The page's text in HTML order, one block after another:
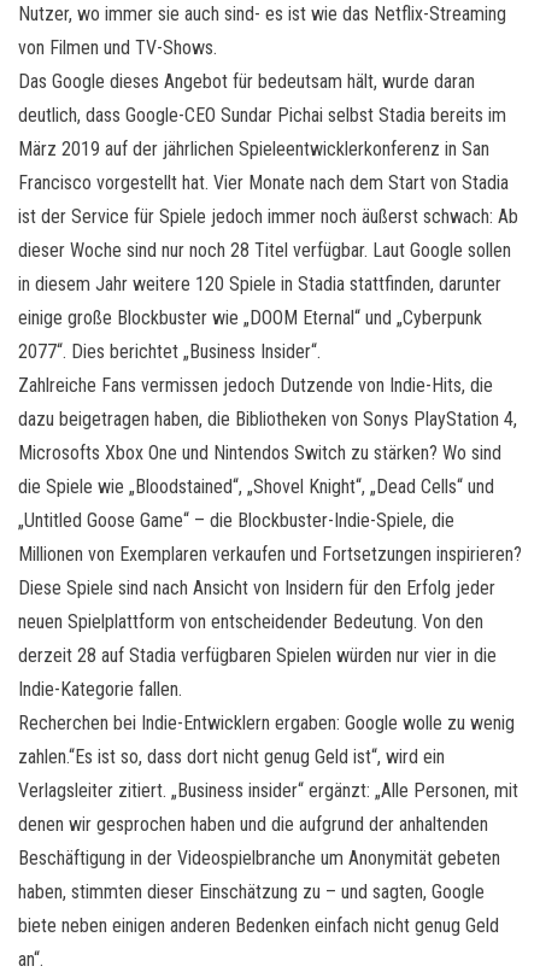
Nutzer, wo immer sie auch sind- es ist wie das Netflix-Streaming
von Filmen und TV-Shows.
Das Google dieses Angebot für bedeutsam hält, wurde daran
deutlich, dass Google-CEO Sundar Pichai selbst Stadia bereits im
März 2019 auf der jährlichen Spieleentwicklerkonferenz in San
Francisco vorgestellt hat. Vier Monate nach dem Start von Stadia
ist der Service für Spiele jedoch immer noch äußerst schwach: Ab
dieser Woche sind nur noch 28 Titel verfügbar. Laut Google sollen
in diesem Jahr weitere 120 Spiele in Stadia stattfinden, darunter
einige große Blockbuster wie „DOOM Eternal“ und „Cyberpunk
2077“. Dies berichtet „Business Insider“.
Zahlreiche Fans vermissen jedoch Dutzende von Indie-Hits, die
dazu beigetragen haben, die Bibliotheken von Sonys PlayStation 4,
Microsofts Xbox One und Nintendos Switch zu stärken? Wo sind
die Spiele wie „Bloodstained“, „Shovel Knight“, „Dead Cells“ und
„Untitled Goose Game“ – die Blockbuster-Indie-Spiele, die
Millionen von Exemplaren verkaufen und Fortsetzungen inspirieren?
Diese Spiele sind nach Ansicht von Insidern für den Erfolg jeder
neuen Spielplattform von entscheidender Bedeutung. Von den
derzeit 28 auf Stadia verfügbaren Spielen würden nur vier in die
Indie-Kategorie fallen.
Recherchen bei Indie-Entwicklern ergaben: Google wolle zu wenig
zahlen.“Es ist so, dass dort nicht genug Geld ist“, wird ein
Verlagsleiter zitiert. „Business insider“ ergänzt: „Alle Personen, mit
denen wir gesprochen haben und die aufgrund der anhaltenden
Beschäftigung in der Videospielbranche um Anonymität gebeten
haben, stimmten dieser Einschätzung zu – und sagten, Google
biete neben einigen anderen Bedenken einfach nicht genug Geld
an“.